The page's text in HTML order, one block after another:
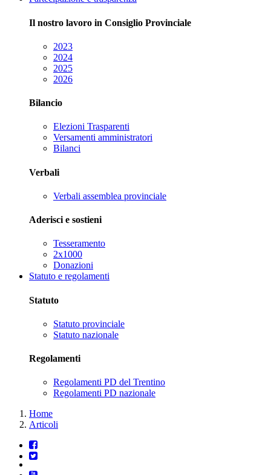
Il nostro lavoro in Consiglio Provinciale
2023
2024
2025
2026
Bilancio
Elezioni Trasparenti
Versamenti amministratori
Bilanci
Verbali
Verbali assemblea provinciale
Aderisci e sostieni
Tesseramento
2x1000
Donazioni
Statuto e regolamenti
Statuto
Statuto provinciale
Statuto nazionale
Regolamenti
Regolamenti PD del Trentino
Regolamenti PD nazionale
Home
Articoli